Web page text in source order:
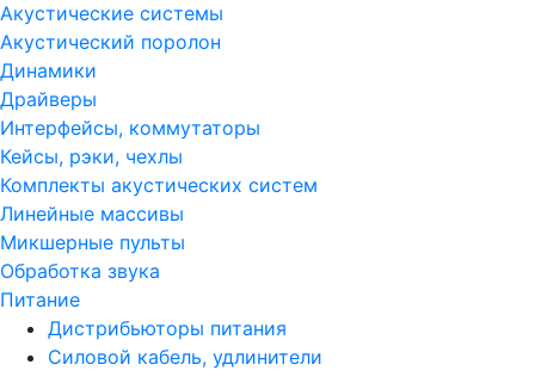
Акустические системы
Акустический поролон
Динамики
Драйверы
Интерфейсы, коммутаторы
Кейсы, рэки, чехлы
Комплекты акустических систем
Линейные массивы
Микшерные пульты
Обработка звука
Питание
Дистрибьюторы питания
Силовой кабель, удлинители